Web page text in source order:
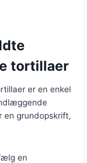
tortillaer
er en enkel
en grundopskrift,
en